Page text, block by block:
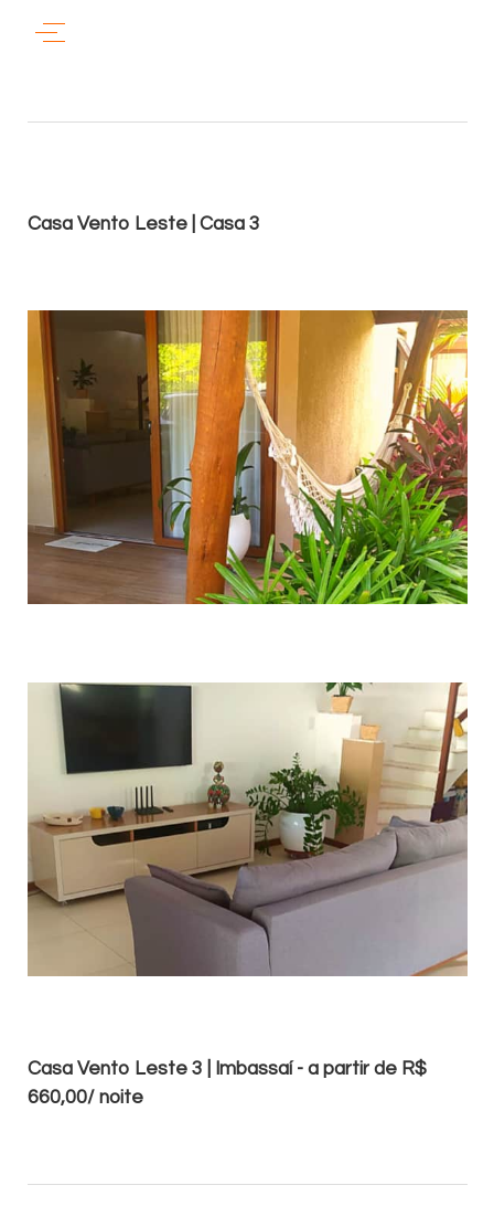
Casa Vento Leste | Casa 3
Casa Vento Leste 3 | Imbassaí - a partir de R$
660,00/ noite